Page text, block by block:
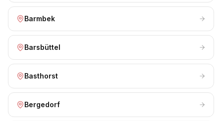
Barmbek
Barsbüttel
Basthorst
Bergedorf